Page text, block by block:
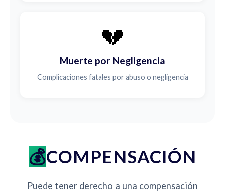
💔
Muerte por Negligencia
Complicaciones fatales por abuso o negligencia
COMPENSACIÓN
Puede tener derecho a una compensación